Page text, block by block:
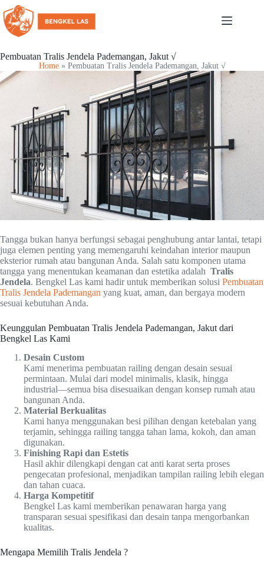
Pembuatan Tralis Jendela Pademangan, Jakut √
Home» Pembuatan Tralis Jendela Pademangan, Jakut √
Tangga bukan hanya berfungsi sebagai penghubung antar lantai, tetapi
juga elemen penting yang memengaruhi keindahan interior maupun
eksterior rumah atau bangunan Anda. Salah satu komponen utama
tangga yang menentukan keamanan dan estetika adalah Tralis
Jendela. Bengkel Las kami hadir untuk memberikan solusi Pembuatan
Tralis Jendela Pademangan yang kuat, aman, dan bergaya modern
sesuai kebutuhan Anda.
Keunggulan Pembuatan Tralis Jendela Pademangan, Jakut dari
Bengkel Las Kami
Desain Custom
Kami menerima pembuatan railing dengan desain sesuai
permintaan. Mulai dari model minimalis, klasik, hingga
industrial—semua bisa disesuaikan dengan konsep rumah atau
bangunan Anda.
Material Berkualitas
Kami hanya menggunakan besi pilihan dengan ketebalan yang
terjamin, sehingga railing tangga tahan lama, kokoh, dan aman
digunakan.
Finishing Rapi dan Estetis
Hasil akhir dilengkapi dengan cat anti karat serta proses
pengecatan profesional, menjadikan tampilan railing lebih elegan
dan tahan cuaca.
Harga Kompetitif
Bengkel Las kami memberikan penawaran harga yang
transparan sesuai spesifikasi dan desain tanpa mengorbankan
kualitas.
Mengapa Memilih Tralis Jendela ?